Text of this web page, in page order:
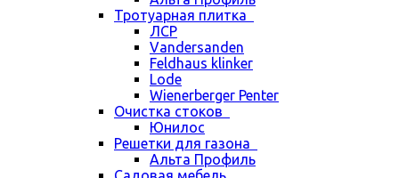
Тротуарная плитка
ЛСР
Vandersanden
Feldhaus klinker
Lode
Wienerberger Penter
Очистка стоков
Юнилос
Решетки для газона
Альта Профиль